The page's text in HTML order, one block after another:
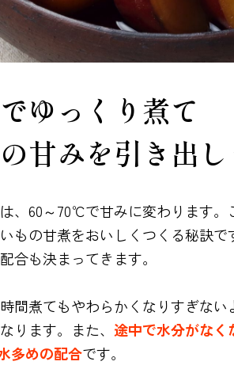
ゆっくり煮て
甘みを引き出し
、60～70℃で甘みに変わります。
もの甘煮をおいしくつくる秘訣
合も決まってきます。
間煮てもやわらかくなりすぎな
ります。また、 途中で水分がなく
多めの配合です。